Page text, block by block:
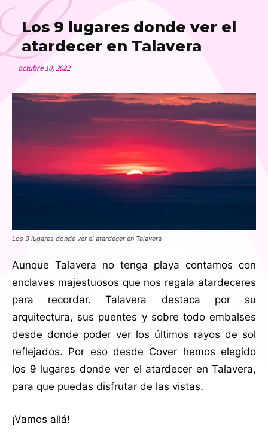
Los 9 lugares donde ver el
atardecer en Talavera
octubre 10, 2022
Los 9 lugares donde ver el atardecer en Talavera
Aunque Talavera no tenga playa contamos con
enclaves majestuosos que nos regala atardeceres
para recordar. Talavera destaca por su
arquitectura, sus puentes y sobre todo embalses
desde donde poder ver los últimos rayos de sol
reflejados. Por eso desde Cover hemos elegido
los 9 lugares donde ver el atardecer en Talavera,
para que puedas disfrutar de las vistas.
¡Vamos allá!